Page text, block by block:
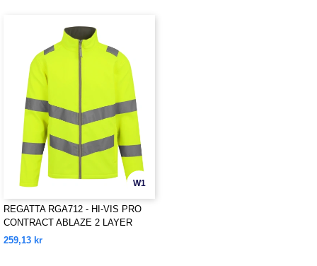
W1
REGATTA RGA712 - HI-VIS PRO
CONTRACT ABLAZE 2 LAYER
SOFTSHELL JACKET (CLASS 3)
259,13 kr